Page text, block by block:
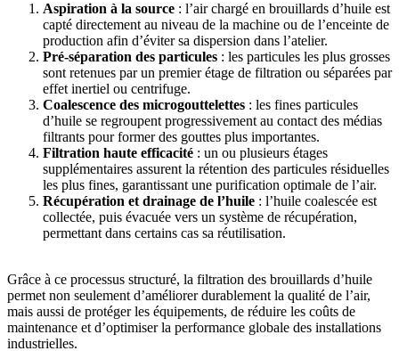
Aspiration à la source : l’air chargé en brouillards d’huile est
capté directement au niveau de la machine ou de l’enceinte de
production afin d’éviter sa dispersion dans l’atelier.
Pré-séparation des particules : les particules les plus grosses
sont retenues par un premier étage de filtration ou séparées par
effet inertiel ou centrifuge.
Coalescence des microgouttelettes : les fines particules
d’huile se regroupent progressivement au contact des médias
filtrants pour former des gouttes plus importantes.
Filtration haute efficacité : un ou plusieurs étages
supplémentaires assurent la rétention des particules résiduelles
les plus fines, garantissant une purification optimale de l’air.
Récupération et drainage de l’huile : l’huile coalescée est
collectée, puis évacuée vers un système de récupération,
permettant dans certains cas sa réutilisation.
Grâce à ce processus structuré, la filtration des brouillards d’huile
permet non seulement d’améliorer durablement la qualité de l’air,
mais aussi de protéger les équipements, de réduire les coûts de
maintenance et d’optimiser la performance globale des installations
industrielles.